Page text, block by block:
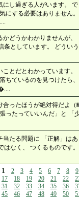
にし過ぎる人がいます。
にする必要はありません
かどうかわかりませんが
条としています。 どうい
ことだとわかっています
ちているのを見つけた
合ったほうが絶対得だよ
たっていいんだ」と 「
当たる問題に 「正解」は
はなく、 つくるものです
1 2 3 4 5 6 7 8
9
17
18 19 20 21 22
31
32 33 34 35 36
45
46 47 48 49 50